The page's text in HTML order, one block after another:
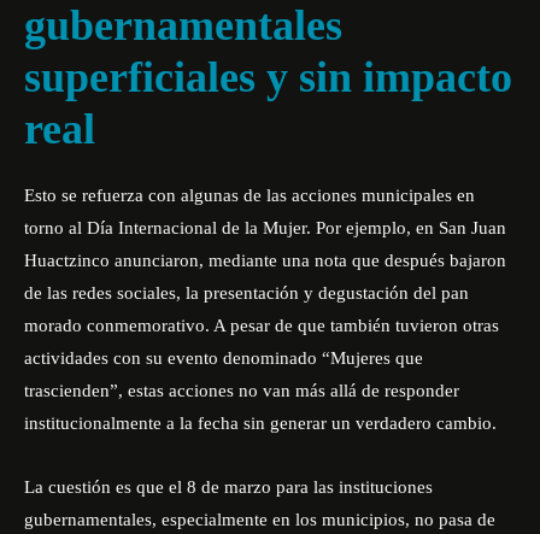
gubernamentales
superficiales y sin impacto
real
Esto se refuerza con algunas de las acciones municipales en
torno al Día Internacional de la Mujer. Por ejemplo, en San Juan
Huactzinco anunciaron, mediante una nota que después bajaron
de las redes sociales, la presentación y degustación del pan
morado conmemorativo. A pesar de que también tuvieron otras
actividades con su evento denominado “Mujeres que
trascienden”, estas acciones no van más allá de responder
institucionalmente a la fecha sin generar un verdadero cambio.
La cuestión es que el 8 de marzo para las instituciones
gubernamentales, especialmente en los municipios, no pasa de